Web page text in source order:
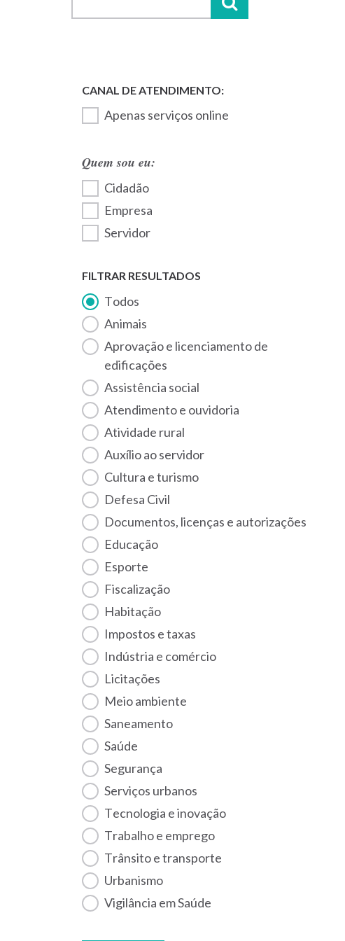
Apenas serviços online
Quem sou eu:
Cidadão
Empresa
Servidor
FILTRAR RESULTADOS
Todos
Animais
Aprovação e licenciamento de
edificações
Assistência social
Atendimento e ouvidoria
Atividade rural
Auxílio ao servidor
Cultura e turismo
Defesa Civil
Documentos, licenças e autorizações
Educação
Esporte
Fiscalização
habitação
Impostos e taxas
Indústria e comércio
Licitações
Meio ambiente
Saneamento
Saúde
Segurança
Serviços urbanos
Tecnologia e inovação
Trabalho e emprego
Trânsito e transporte
Urbanismo
Vigilância em Saúde